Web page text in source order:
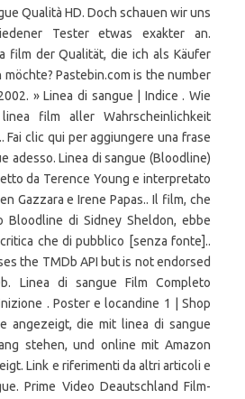
Qualità HD. Doch schauen wir uns
Tester etwas exakter an.
film der Qualität, die ich als Käufer
Pastebin.com is the number
» Linea di sangue | Indice . Wie
film aller Wahrscheinlichkeit
Fai clic qui per aggiungere una frase
adesso. Linea di sangue (Bloodline)
da Terence Young e interpretato
Gazzara e Irene Papas.. Il film, che
Bloodline di Sidney Sheldon, ebbe
che di pubblico [senza fonte]..
the TMDb API but is not endorsed
Linea di sangue Film Completo
. Poster e locandine 1 | Shop
angezeigt, die mit linea di sangue
stehen, und online mit Amazon
Link e riferimenti da altri articoli e
Prime Video Deautschland Film-